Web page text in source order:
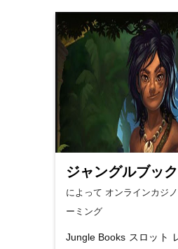
ジャングルブッ
によって オンラインカジノ
ーミング
Jungle Books スロット